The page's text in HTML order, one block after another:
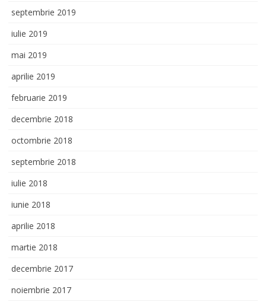
septembrie 2019
iulie 2019
mai 2019
aprilie 2019
februarie 2019
decembrie 2018
octombrie 2018
septembrie 2018
iulie 2018
iunie 2018
aprilie 2018
martie 2018
decembrie 2017
noiembrie 2017